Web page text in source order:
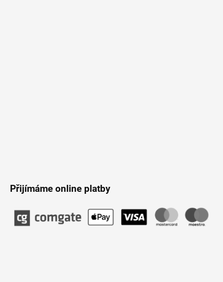
Přijímáme online platby